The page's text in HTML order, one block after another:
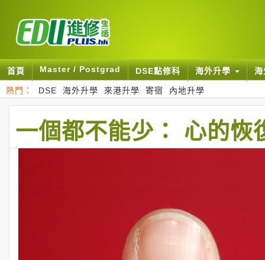
首頁 Master / Postgrad DSE點修科 海外升學
熱門： DSE 海外升學 來港升學 寄宿 內地升學
一個都不能少： 心的恢